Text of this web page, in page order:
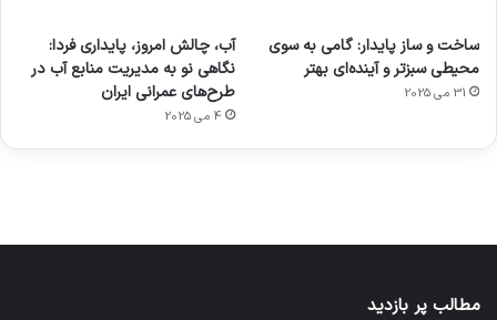
ساخت و ساز پایدار: گامی به سوی
محیطی سبزتر و آینده‌ای بهتر
31 می 2025
آب، چالش امروز، پایداری فردا:
نگاهی نو به مدیریت منابع آب در
طرح‌های عمرانی ایران
4 می 2025
برای
کشف
توسط
ژاکت
مجازی
…
توسط
ساعت
هوشمند
با طعم
توسط
ژاکت
در
های
2023
توسط
مطالب پر بازدید